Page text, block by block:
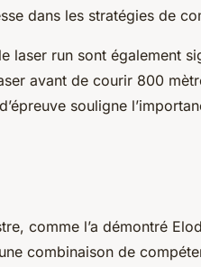
dans les stratégies de
laser run sont également
avant de courir 800
souligne
comme l’a démontré
combinaison de